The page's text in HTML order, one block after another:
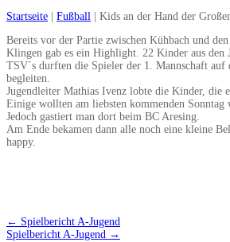
Startseite
Fußball
Kids an der Hand der
Bereits vor der Partie zwischen Kühbach und
Klingen gab es ein Highlight. 22 Kinder aus den
TSV´s durften die Spieler der 1. Mannschaft auf
begleiten.
Jugendleiter Mathias Ivenz lobte die Kinder, die
Einige wollten am liebsten kommenden Sonntag
Jedoch gastiert man dort beim BC Aresing.
Am Ende bekamen dann alle noch eine kleine
happy.
← Spielbericht A-Jugend
Spielbericht A-Jugend →